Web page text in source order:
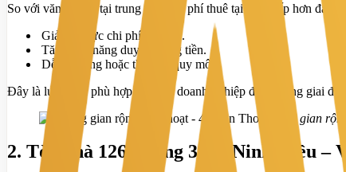
So với văn phòng tại trung tâm, chi phí thuê tại đây thấp hơn đáng
Giảm áp lực chi phí cố định.
Tăng khả năng duy trì dòng tiền.
Dễ mở rộng hoặc thu hẹp quy mô.
Đây là lựa chọn phù hợp cho các doanh nghiệp đang trong giai
Không gian
2. Tòa nhà 126 đường 30/4, Ninh Kiều